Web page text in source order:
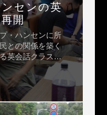
センの英
開
・ハンセンに所
との関係を築く
英会話クラスが
半ぶりに再開し